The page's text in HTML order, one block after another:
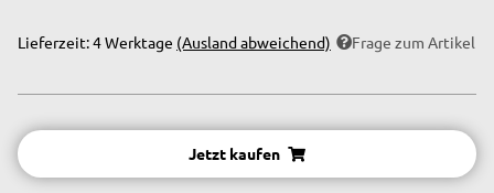
Lieferzeit:4 Werktage (Ausland abweichend) Frage zum Artikel
Jetzt kaufen